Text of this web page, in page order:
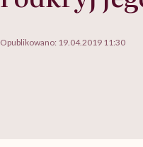
Opublikowano: 19.04.2019 11:30